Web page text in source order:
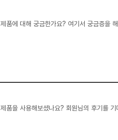
제품에 대해 궁금한가요? 여기서 궁금증을
제품을 사용해보셨나요? 회원님의 후기를 기